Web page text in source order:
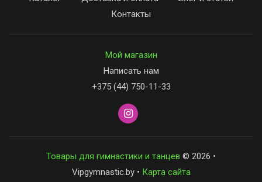
Контакты
Мой магазин
Написать нам
+375 (44) 750-11-33
Товары для гимнастики и танцев © 2026 •
Vipgymnastic.by • Карта сайта